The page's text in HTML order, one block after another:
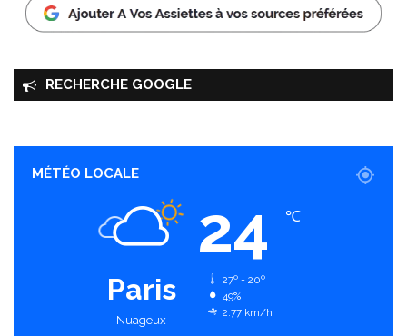
RECHERCHE GOOGLE
MÉTÉO LOCALE
Paris
Nuageux
24 ℃
27º - 20º
49%
2.77 km/h